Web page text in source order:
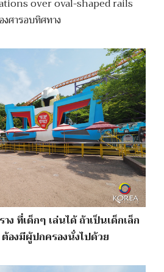
over oval-shaped rails
ศารอบทิศทาง
ที่เด็กๆ เล่นได้ ถ้าเป็นเด็กเล็ก
องมีผู้ปกครองนั่งไปด้วย